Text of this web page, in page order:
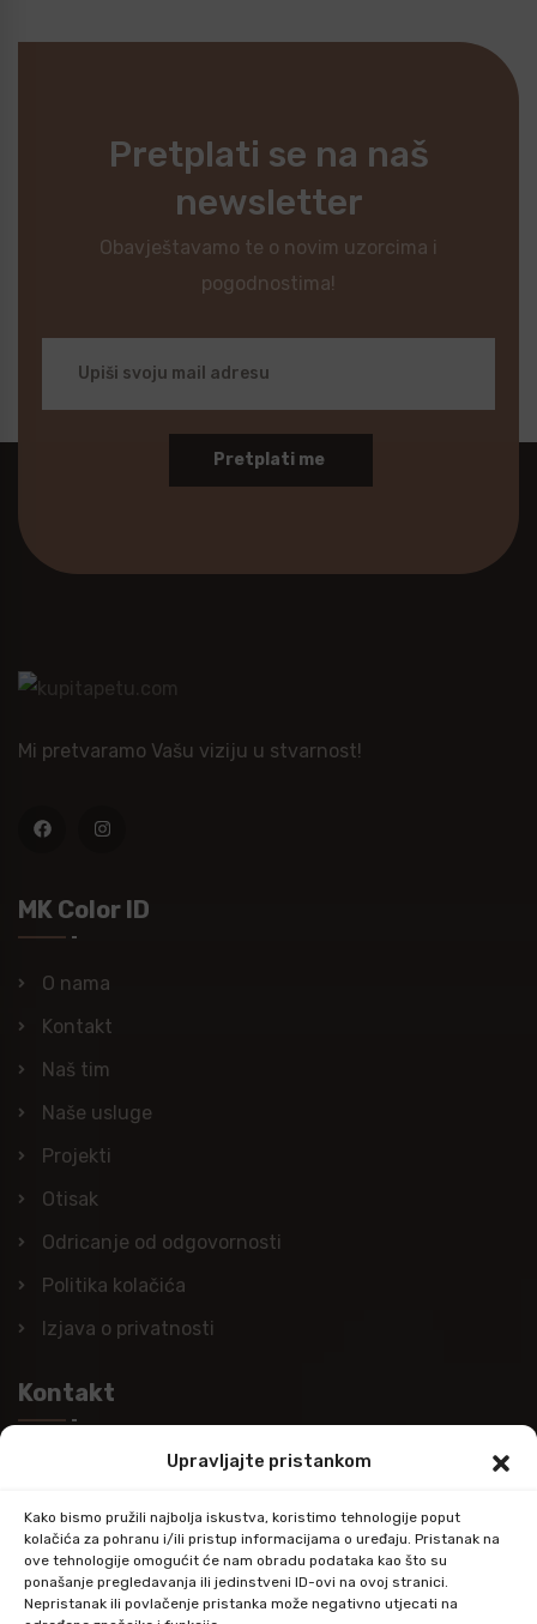
Upravljajte pristankom
Kako bismo pružili najbolja iskustva, koristimo tehnologije poput
kolačića za pohranu i/ili pristup informacijama o uređaju. Pristanak na
ove tehnologije omogućit će nam obradu podataka kao što su
ponašanje pregledavanja ili jedinstveni ID-ovi na ovoj stranici.
Nepristanak ili povlačenje pristanka može negativno utjecati na
Pretplati se na naš
newsletter
Obavještavamo te o novim uzorcima i
pogodnostima!
Pretplati me
Mi pretvaramo Vašu viziju u stvarnost!
MK Color ID
O nama
Kontakt
Naš tim
Naše usluge
Projekti
Otisak
Odricanje od odgovornosti
Politika kolačića
Izjava o privatnosti
Kontakt
Nazovite nas
Pošaljite e-mail
info@kupitapetu.com